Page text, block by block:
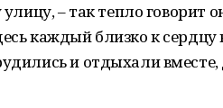
– так тепло говорит
каждый близко к
и отдыхали